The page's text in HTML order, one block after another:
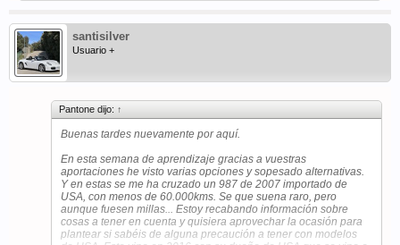
santisilver
Usuario +
Pantone dijo: ↑
Buenas tardes nuevamente por aquí.
En esta semana de aprendizaje gracias a vuestras
aportaciones he visto varias opciones y sopesado alternativas.
Y en estas se me ha cruzado un 987 de 2007 importado de
USA, con menos de 60.000kms. Se que suena raro, pero
aunque fuesen millas... Estoy recabando información sobre
cosas a tener en cuenta y quisiera aprovechar la ocasión para
plantear si sabéis de alguna precaución a tener con modelos